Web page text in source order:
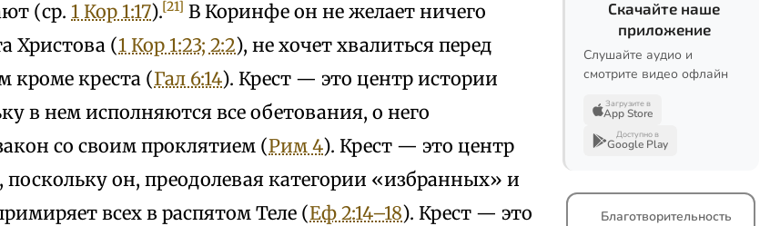
(ср. 1 Кор 1:17).[21] В Коринфе он не желает ничего
Христова (1 Кор 1:23; 2:2), не хочет хвалиться перед
креста (Гал 6:14). Крест — это центр истории
в нем исполняются все обетования, о него
со своим проклятием (Рим 4). Крест — это центр
он, преодолевая категории «избранных» и
всех в распятом Теле (Еф 2:14–18). Крест — это
Скачайте наше
приложение
Слушайте аудио и
смотрите видео офлайн
Загрузите в
App Store
Доступно в
Google Play
Благотворительность